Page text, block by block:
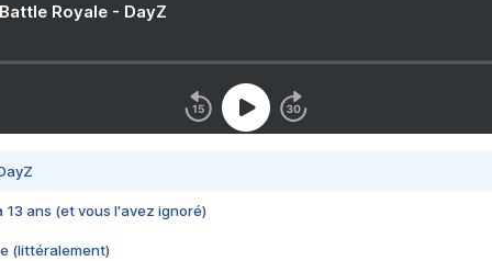
Royale - DayZ
13 ans (et vous l'avez ignoré)
(littéralement)